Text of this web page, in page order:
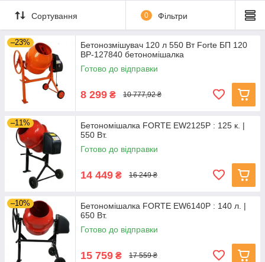
Сортування 0 Фільтри
–23%
Бетонозмішувач 120 л 550 Вт Forte БП 120
BP-127840 бетономішалка
Готово до відправки
8 299 ₴ 10 777,92 ₴
–11%
Бетономішалка FORTE EW2125P : 125 к. |
550 Вт.
Готово до відправки
14 449 ₴ 16 249 ₴
–10%
Бетономішалка FORTE EW6140P : 140 л. |
650 Вт.
Готово до відправки
15 759 ₴ 17 559 ₴